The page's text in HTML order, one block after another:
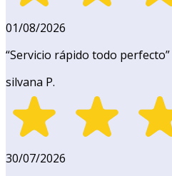
01/08/2026
“Servicio rápido todo perfecto”
silvana P.
30/07/2026